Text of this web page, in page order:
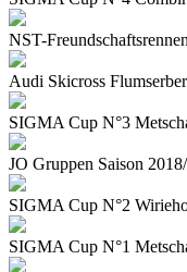
NST-
Audi Skicross
SIGMA Cup N°3
JO Gruppen Saison
SIGMA Cup N°2
SIGMA Cup N°1